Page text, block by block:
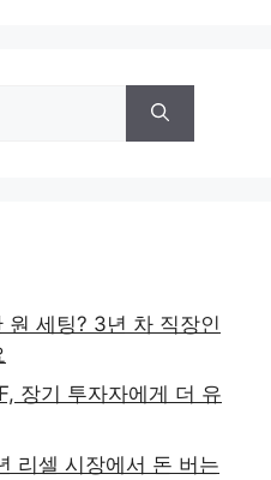
원 세팅? 3년 차 직장인
장기 투자자에게 더 유
리셀 시장에서 돈 버는